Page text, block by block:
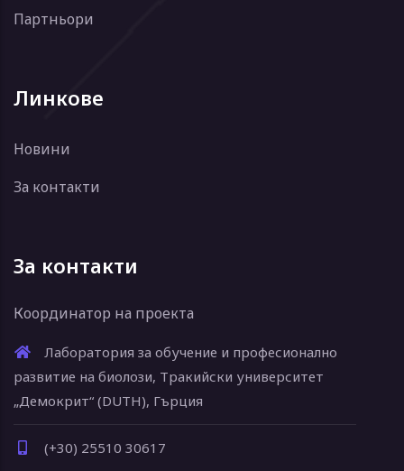
Партньори
Линкове
Новини
За контакти
За контакти
Координатор на проекта
Лаборатория за обучение и професионално
развитие на биолози, Тракийски университет
„Демокрит“ (DUTH), Гърция
(+30) 25510 30617